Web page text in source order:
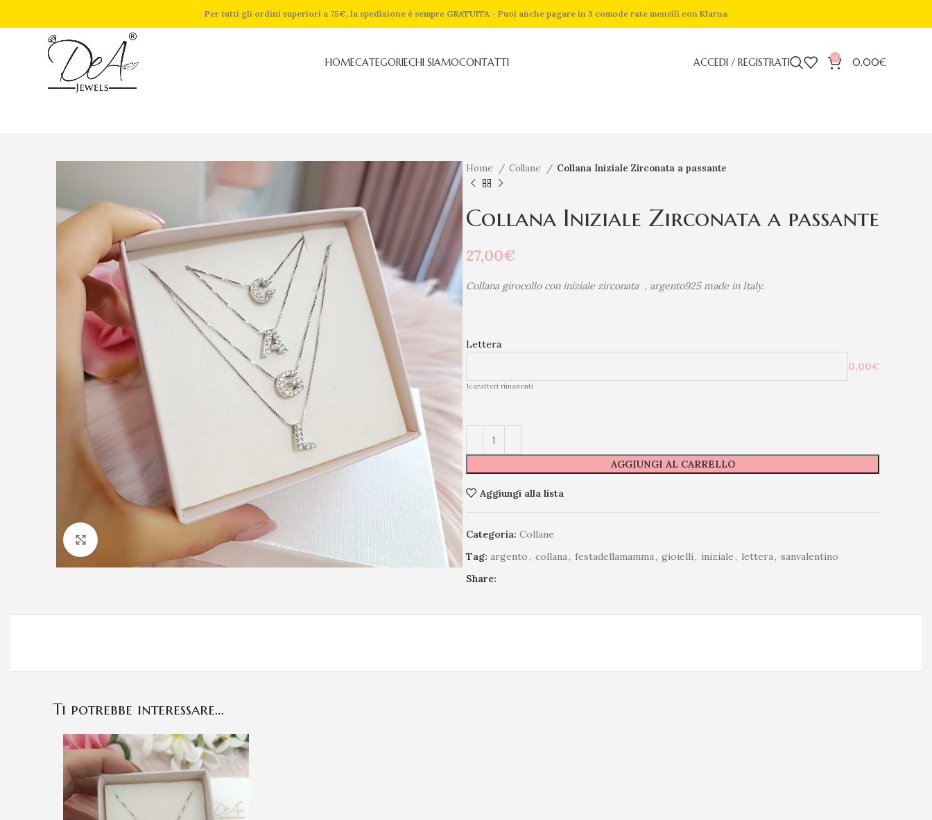
Per tutti gli ordini superiori a 75€, la spedizione è sempre GRATUITA - Puoi anche pagare in 3 comode rate mensili con Klarna
HOMECATEGORIECHI SIAMOCONTATTI ACCEDI / REGISTRATI 0 0,00€
Home Collane Collana Iniziale Zirconata a passante
Collana Iniziale Zirconata a passante
27,00€
Collana girocollo con iniziale zirconata , argento925 made in Italy.
Lettera
0,00€
1caratteri rimanenti
AGGIUNGI AL CARRELLO
Aggiungi alla lista
Categoria: Collane
Tag: argento, collana, festadellamamma, gioielli, iniziale, lettera, sanvalentino
Share:
Ti potrebbe interessare…